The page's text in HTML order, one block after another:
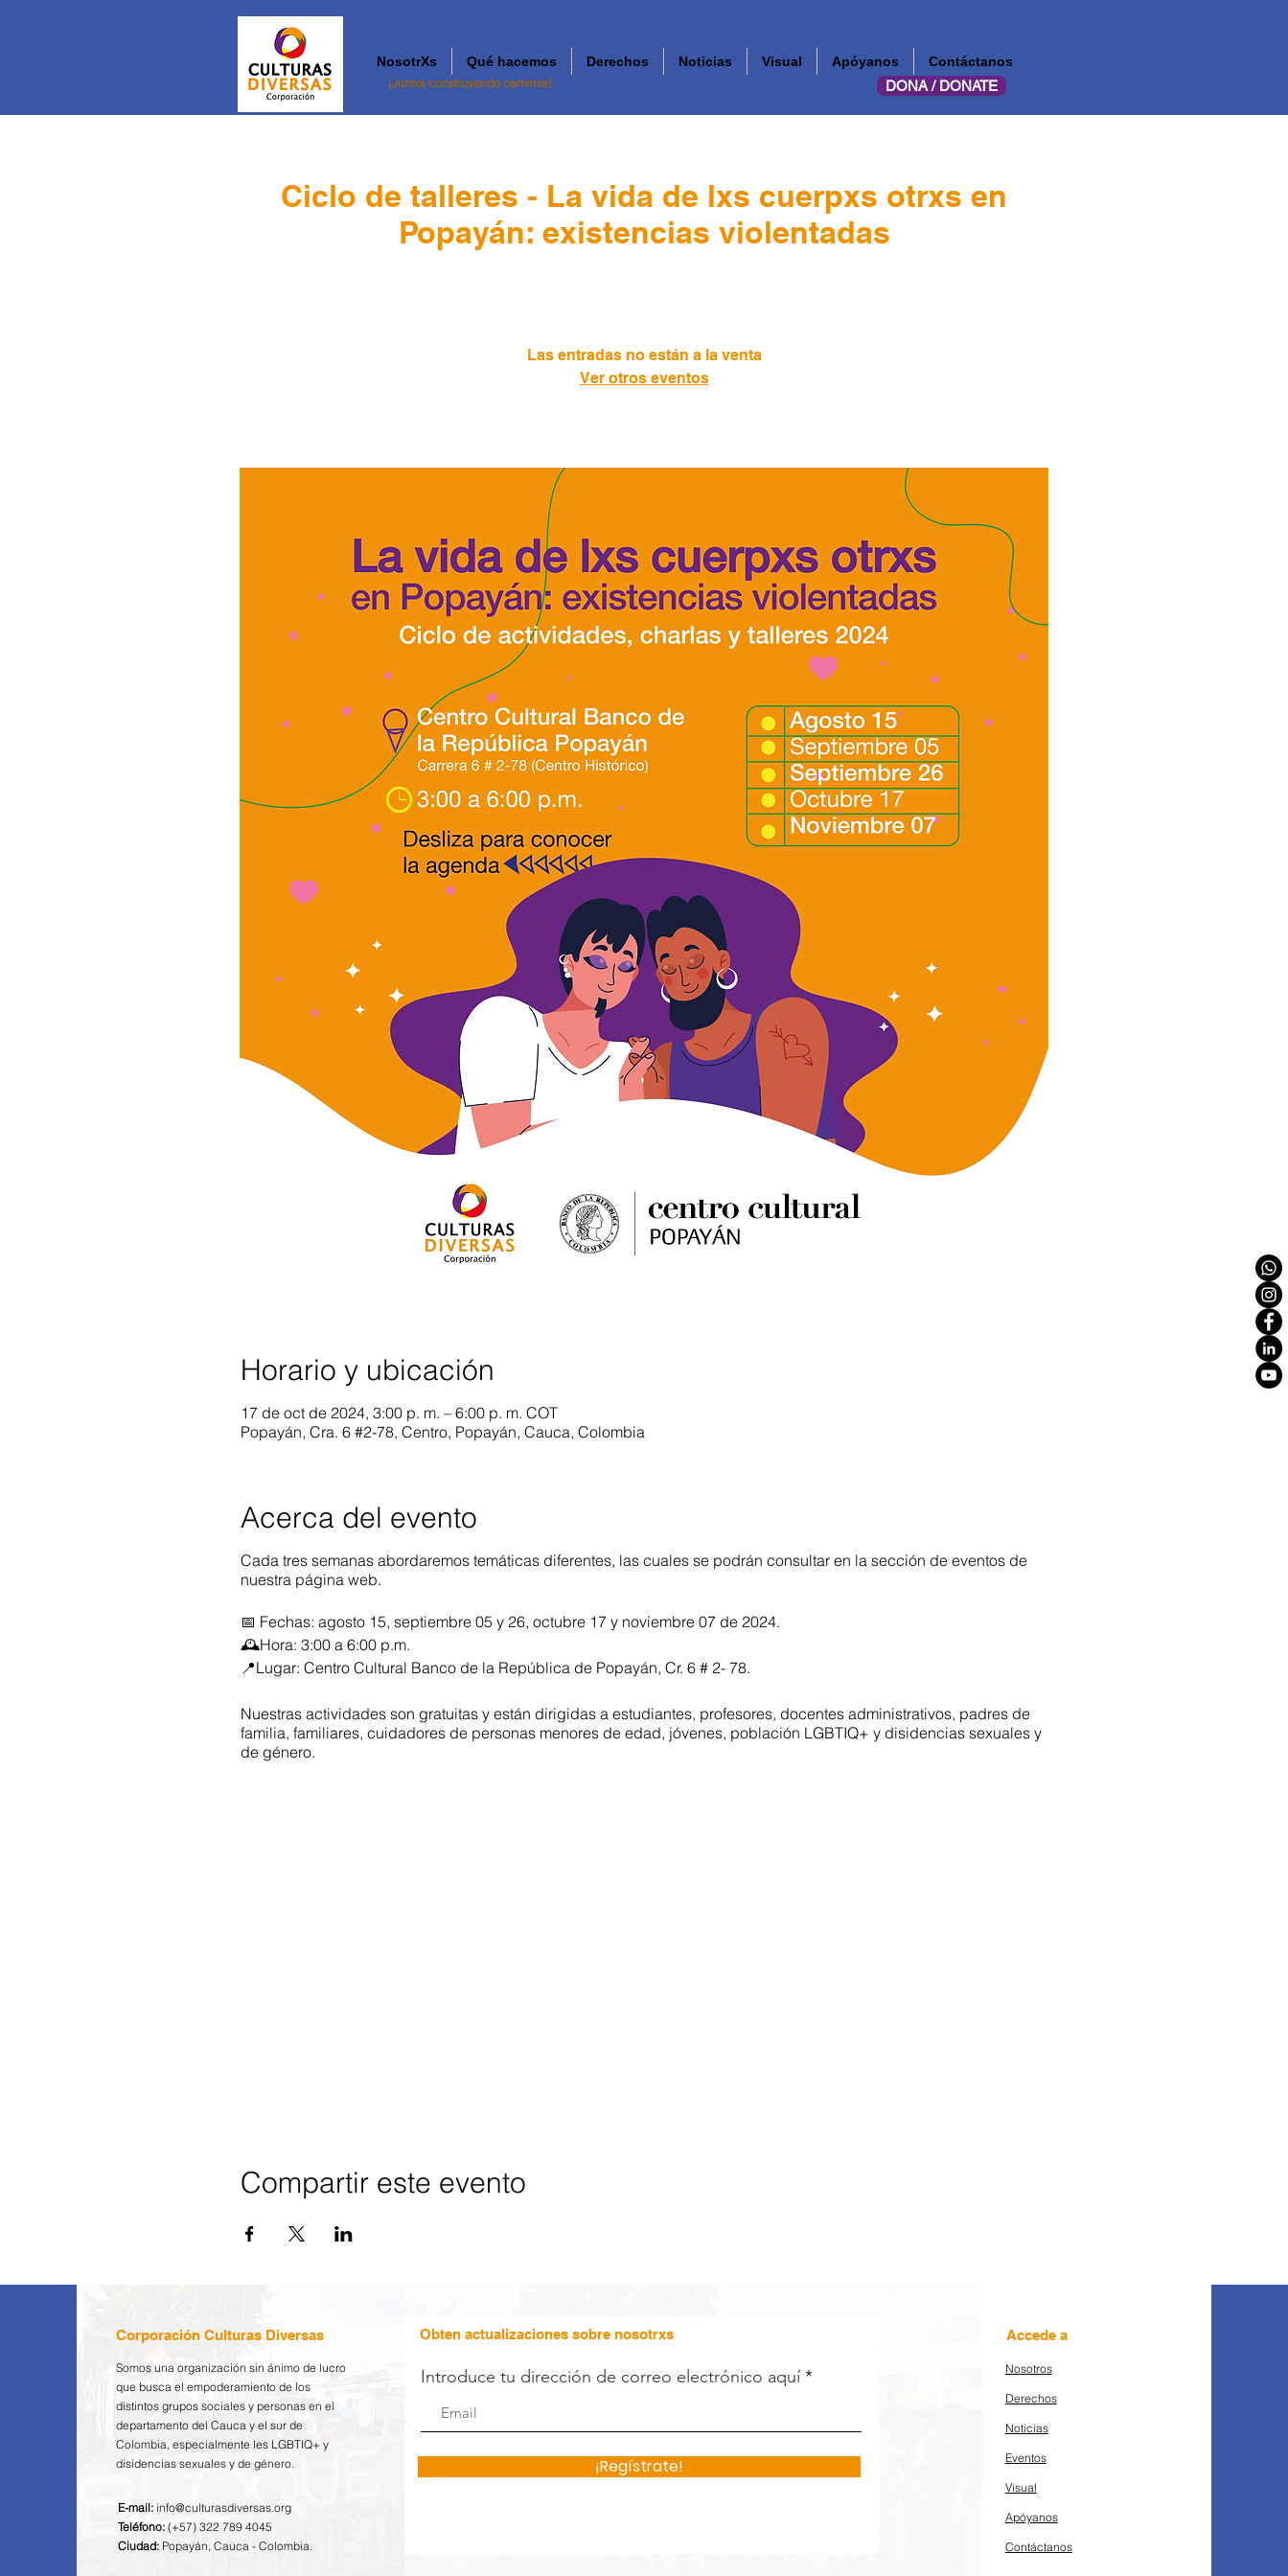
NosotrXs Qué hacemos Derechos Noticias Visual Apóyanos Contáctanos
DONA / DONATE
¡Juntxs construyendo caminos!
Ciclo de talleres - La vida de lxs cuerpxs otrxs en
Popayán: existencias violentadas
Las entradas no están a la venta
Ver otros eventos
Horario y ubicación
17 de oct de 2024, 3:00 p. m. – 6:00 p. m. COT
Popayán, Cra. 6 #2-78, Centro, Popayán, Cauca, Colombia
Acerca del evento
Cada tres semanas abordaremos temáticas diferentes, las cuales se podrán consultar en la sección de eventos de
nuestra página web.
📅 Fechas: agosto 15, septiembre 05 y 26, octubre 17 y noviembre 07 de 2024.
🕰️Hora: 3:00 a 6:00 p.m.
📍Lugar: Centro Cultural Banco de la República de Popayán, Cr. 6 # 2- 78.
Nuestras actividades son gratuitas y están dirigidas a estudiantes, profesores, docentes administrativos, padres de
familia, familiares, cuidadores de personas menores de edad, jóvenes, población LGBTIQ+ y disidencias sexuales y
de género.
Compartir este evento
Corporación Culturas Diversas
Somos una organización sin ánimo de lucro
que busca el empoderamiento de los
distintos grupos sociales y personas en el
departamento del Cauca y el sur de
Colombia, especialmente les LGBTIQ+ y
disidencias sexuales y de género.
E-mail: info@culturasdiversas.org
Teléfono: (+57) 322 789 4045
Ciudad: Popayán, Cauca - Colombia.
Obten actualizaciones sobre nosotrxs
Introduce tu dirección de correo electrónico aquí
¡Regístrate!
Accede a
Nosotros
Derechos
Noticias
Eventos
Visual
Apóyanos
Contáctanos